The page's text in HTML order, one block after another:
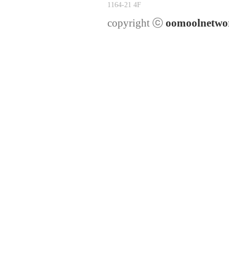
1164-21 4F
copyright ⓒ